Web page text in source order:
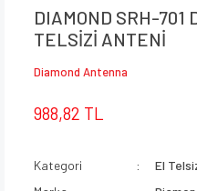
DIAMOND SRH-701
TELSİZİ ANTENİ
Diamond Antenna
988,82 TL
Kategori
El